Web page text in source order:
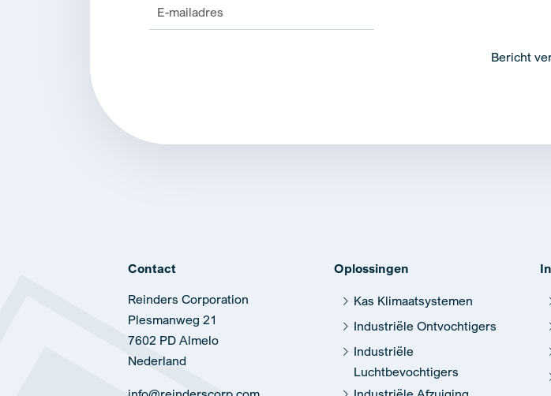
Bericht
Contact
Reinders Corporation
Plesmanweg 21
7602 PD Almelo
Nederland
Oplossingen
Kas Klimaatsystemen
Industriële Ontvochtigers
Industriële
Luchtbevochtigers